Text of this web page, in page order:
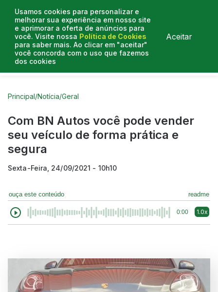
Usamos cookies para personalizar e
melhorar sua experiência em nosso site
e aprimorar a oferta de anúncios para
você. Visite nossa Política de Cookies
para saber mais. Ao clicar em "aceitar"
você concorda com o uso que fazemos
dos cookies
Aceitar
Curtas do Poder
Principal/Notícia/Geral
Com BN Autos você pode vender
seu veículo de forma prática e
segura
Sexta-Feira, 24/09/2021 - 10h10
ouça este conteúdo readme
0:00 1.0x